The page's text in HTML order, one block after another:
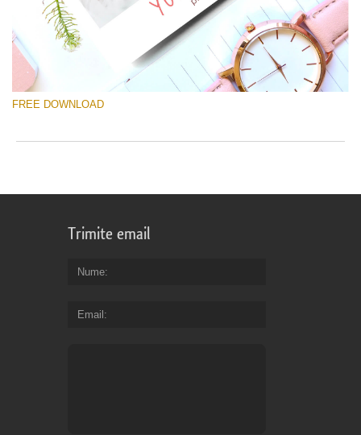
Descărcare gratuită
FREE DOWNLOAD
Trimite email
Nume
Email